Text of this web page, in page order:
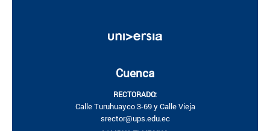
Cuenca
RECTORADO:
Calle Turuhuayco 3-69 y Calle Vieja
srector@ups.edu.ec